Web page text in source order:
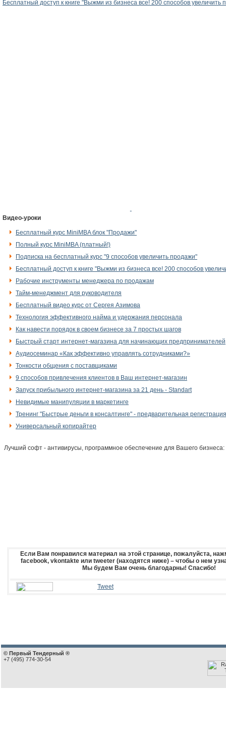
Бесплатный доступ к книге "Выжми из бизнеса все! 200 способов увеличить
Видео-уроки
Бесплатный курс MiniMBA блок "Продажи"
Полный курс MiniMBA (платный!)
Подписка на бесплатный курс "9 способов увеличить продажи"
Бесплатный доступ к книге "Выжми из бизнеса все! 200 способов
Рабочие инструменты менеджера по продажам
Тайм-менеджмент для руководителя
Бесплатный видео курс от Сергея Азимова
Технология эффективного найма и удержания персонала
Как навести порядок в своем бизнесе за 7 простых шагов
Быстрый старт интернет-магазина для начинающих предпринимателей
Аудиосеминар «Как эффективно управлять сотрудниками?»
Тонкости общения с поставщиками
9 способов привлечения клиентов в Ваш интернет-магазин
Запуск прибыльного интернет-магазина за 21 день - Standart
Невидимые манипуляции в маркетинге
Тренинг "Быстрые деньги в консалтинге" - предварительная регистрация
Универсальный копирайтер
Лучший софт - антивирусы, программное обеспечение для Вашего бизнеса:
Если Вам понравился материал на этой странице, пожалуйста,
facebook, vkontakte или tweeter (находятся ниже) – чтобы о нем
Мы будем Вам очень благодарны! Спасибо!
Tweet
© Первый Тендерный ®
+7 (495) 774-30-54